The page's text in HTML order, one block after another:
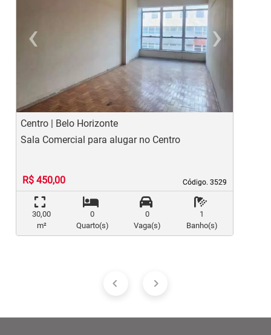
‹
Previous
›
Centro | Belo Horizonte
Código. 3529
Código. 3529
Sala Comercial para alugar no Centro
R$ 450,00
30,00
m²
0
Quarto(s)
0
Vaga(s)
1
Banho(s)